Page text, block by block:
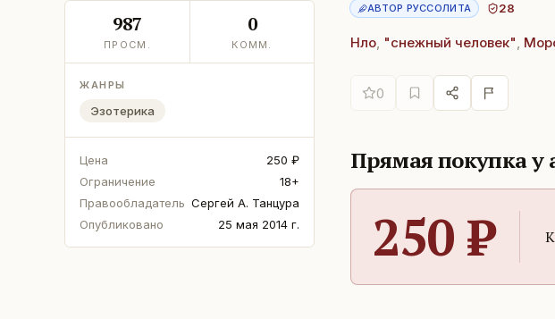
987
ПРОСМ.
0
КОММ.
ЖАНРЫ
Эзотерика
Цена
250 ₽
Ограничение
18+
Правообладатель Сергей А. Танцура
Опубликовано
25 мая 2014 г.
АВТОР РУССОЛИТА 28
Нло, "снежный человек",
0
Прямая покупка у
250 ₽